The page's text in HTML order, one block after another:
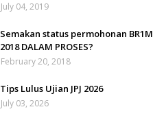
July 04, 2019
Semakan status permohonan BR1M
2018 DALAM PROSES?
February 20, 2018
Tips Lulus Ujian JPJ 2026
July 03, 2026